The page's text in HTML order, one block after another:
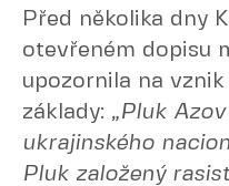
Před několika dny
otevřeném dopisu
upozornila na
základy: „Pluk
ukrajinského
Pluk založený